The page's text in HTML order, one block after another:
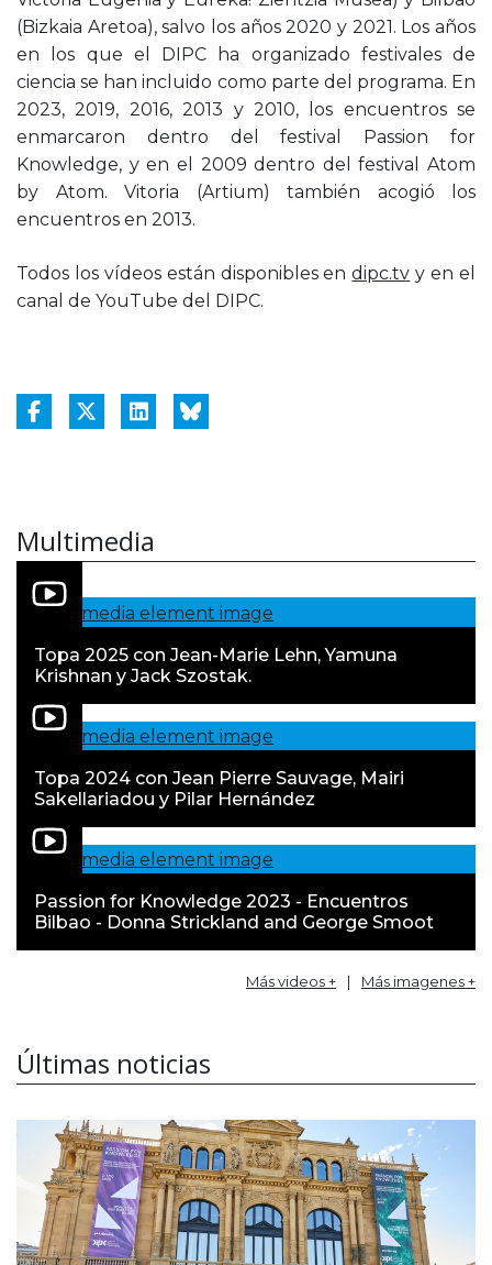
(Bizkaia Aretoa), salvo los años 2020 y 2021. Los años
en los que el DIPC ha organizado festivales de
ciencia se han incluido como parte del programa. En
2023, 2019, 2016, 2013 y 2010, los encuentros se
enmarcaron dentro del festival Passion for
Knowledge, y en el 2009 dentro del festival Atom
by Atom. Vitoria (Artium) también acogió los
encuentros en 2013.
Todos los vídeos están disponibles endipc.tv y en el
canal de YouTube del DIPC.
Multimedia
Topa 2025 con Jean-Marie Lehn, Yamuna
Krishnan y Jack Szostak.
Topa 2024 con Jean Pierre Sauvage, Mairi
Sakellariadou y Pilar Hernández
Passion for Knowledge 2023 - Encuentros
Bilbao - Donna Strickland and George Smoot
Más videos + | Más imagenes +
Últimas noticias